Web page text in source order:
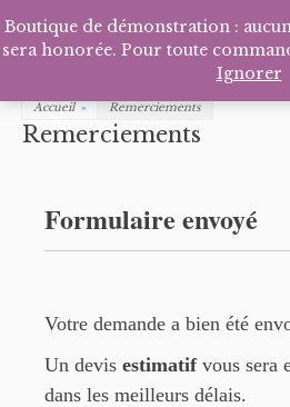
Accueil » Remerciements
Remerciements
Formulaire envoyé
Votre demande a bien été
Un devis estimatif vous sera
dans les meilleurs délais.
Boutique de démonstration :
sera honorée. Pour toute
Ignorer